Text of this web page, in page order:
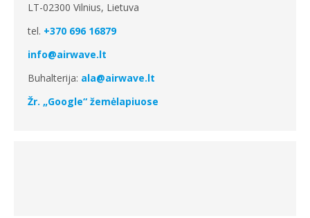
LT-02300 Vilnius, Lietuva
tel. +370 696 16879
info@airwave.lt
Buhalterija: ala@airwave.lt
Žr. „Google“ žemėlapiuose